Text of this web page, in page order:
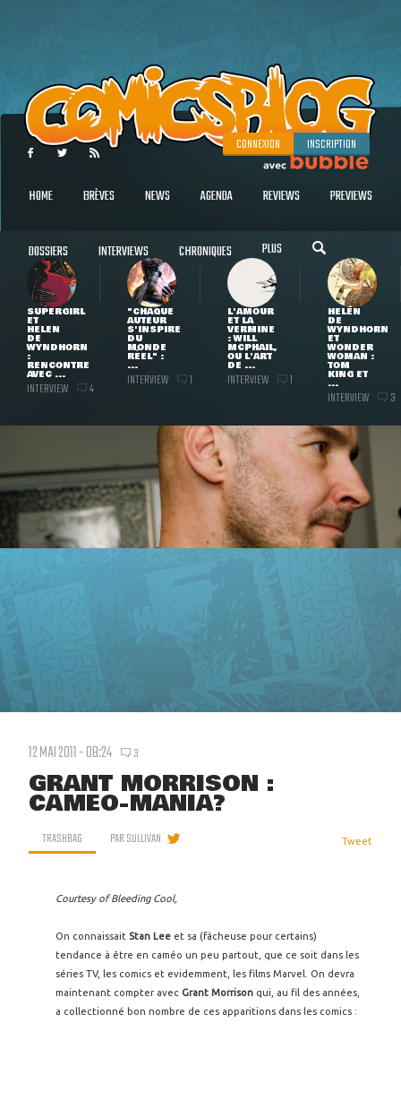
CONNEXION INSCRIPTION
HOME BRÈVES NEWS AGENDA REVIEWS PREVIEWS
DOSSIERS INTERVIEWS CHRONIQUES PLUS
SUPERGIRL
ET
HELEN
DE
WYNDHORN
:
RENCONTRE
AVEC ...
INTERVIEW 4
"CHAQUE
AUTEUR
S'INSPIRE
DU
MONDE
RÉEL" :
...
INTERVIEW 1
L'AMOUR
ET LA
VERMINE
: WILL
MCPHAIL,
OU L'ART
DE ...
INTERVIEW 1
HELEN
DE
WYNDHORN
ET
WONDER
WOMAN :
TOM
KING ET
...
INTERVIEW 3
12 MAI 2011 - 08:24 3
GRANT MORRISON :
CAMÉO-MANIA?
TRASHBAG PARSULLIVAN Tweet
Courtesy of Bleeding Cool,
On connaissait Stan Lee et sa (fâcheuse pour certains)
tendance à être en caméo un peu partout, que ce soit dans les
séries TV, les comics et evidemment, les films Marvel. On devra
maintenant compter avec Grant Morrison qui, au fil des années,
a collectionné bon nombre de ces apparitions dans les comics :